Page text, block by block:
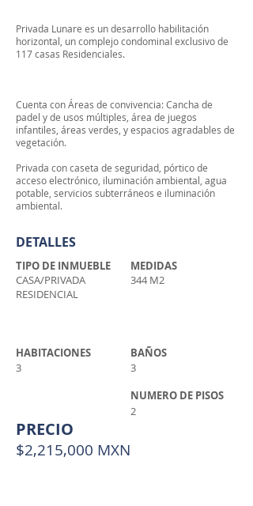
Privada Lunare es un desarrollo habilitación
horizontal, un complejo condominal exclusivo de
117 casas Residenciales.
Cuenta con Áreas de convivencia: Cancha de
padel y de usos múltiples, área de juegos
infantiles, áreas verdes, y espacios agradables de
vegetación.
Privada con caseta de seguridad, pórtico de
acceso electrónico, iluminación ambiental, agua
potable, servicios subterráneos e iluminación
ambiental.
DETALLES
TIPO DE INMUEBLE
CASA/PRIVADA
RESIDENCIAL
MEDIDAS
344 M2
HABITACIONES
3
BAÑOS
3
NUMERO DE PISOS
2
PRECIO
$2,215,000 MXN